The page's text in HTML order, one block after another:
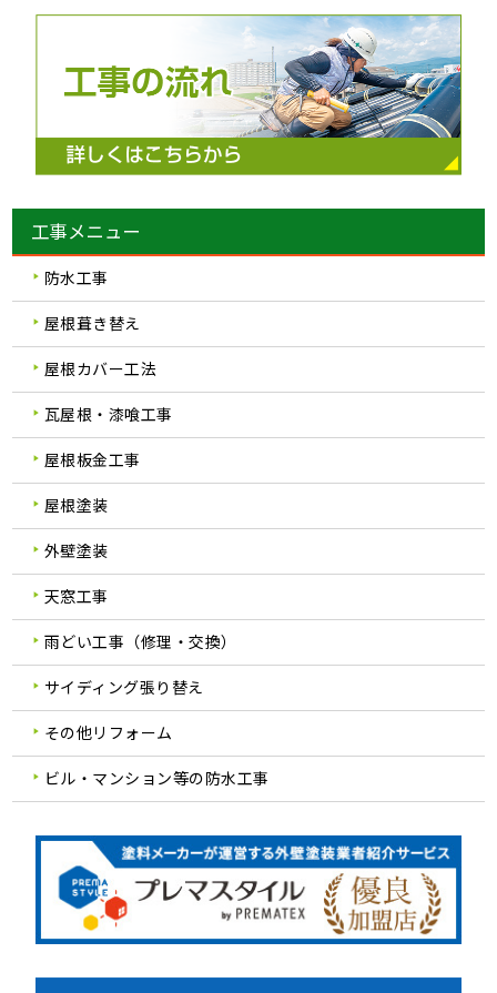
工事メニュー
防水工事
屋根葺き替え
屋根カバー工法
瓦屋根・漆喰工事
屋根板金工事
屋根塗装
外壁塗装
天窓工事
雨どい工事（修理・交換）
サイディング張り替え
その他リフォーム
ビル・マンション等の防水工事